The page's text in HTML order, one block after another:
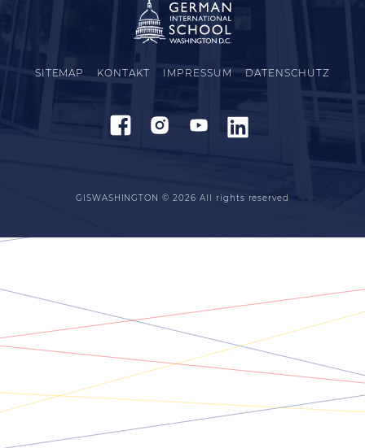
SITEMAP KONTAKT IMPRESSUM DATENSCHUTZ
GISWASHINGTON © 2026 All rights reserved